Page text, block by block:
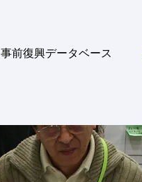
事前復興データベース